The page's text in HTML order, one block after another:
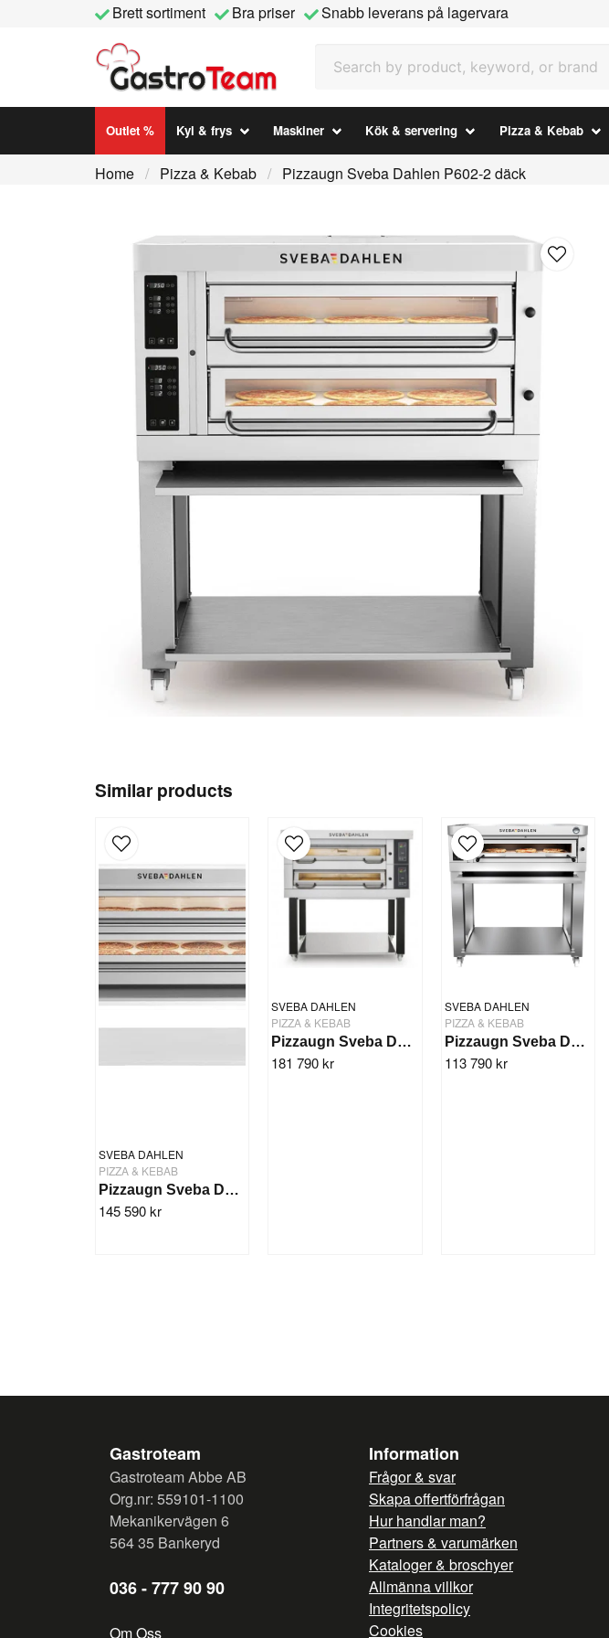
Brett sortiment Bra priser
Snabb leverans på lagervara
Outlet % Kyl & frys Maskiner Kök & servering Pizza & Kebab
Home Pizza & Kebab Pizzaugn Sveba Dahlen P602-2 däck
Similar products
SVEBA DAHLEN
PIZZA & KEBAB
Pizzaugn Sveba Dahlen P802 - 2 däck
145 590 kr
SVEBA DAHLEN
PIZZA & KEBAB
Pizzaugn Sveba Dahlen DC-23P, 2-däck
181 790 kr
SVEBA DAHLEN
PIZZA & KEBAB
Pizzaugn Sveba Dahlen P601 High Temp 500 grader
113 790 kr
Gastroteam
Gastroteam Abbe AB
Org.nr: 559101-1100
Mekanikervägen 6
564 35 Bankeryd
036 - 777 90 90
Om Oss
Information
Frågor & svar
Skapa offertförfrågan
Hur handlar man?
Partners & varumärken
Kataloger & broschyer
Allmänna villkor
Integritetspolicy
Cookies